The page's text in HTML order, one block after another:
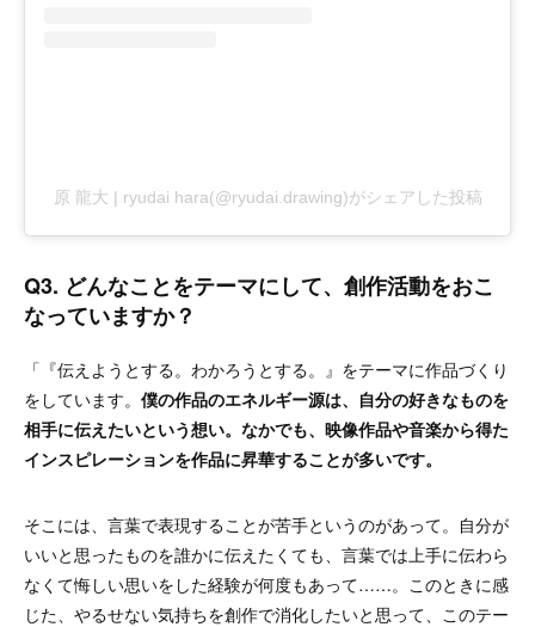
原 龍大 | ryudai hara(@ryudai.drawing)がシェアした投稿
Q3. どんなことをテーマにして、創作活動をおこ
なっていますか？
「『伝えようとする。わかろうとする。』をテーマに作品づくり
をしています。 僕の作品のエネルギー源は、自分の好きなものを
相手に伝えたいという想い。なかでも、映像作品や音楽から得た
インスピレーションを作品に昇華することが多いです。
そこには、言葉で表現することが苦手というのがあって。自分が
いいと思ったものを誰かに伝えたくても、言葉では上手に伝わら
なくて悔しい思いをした経験が何度もあって……。このときに感
じた、やるせない気持ちを創作で消化したいと思って、このテー